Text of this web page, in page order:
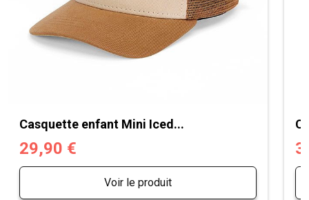
Casquette enfant Mini Iced...
29,90 €
Voir le produit